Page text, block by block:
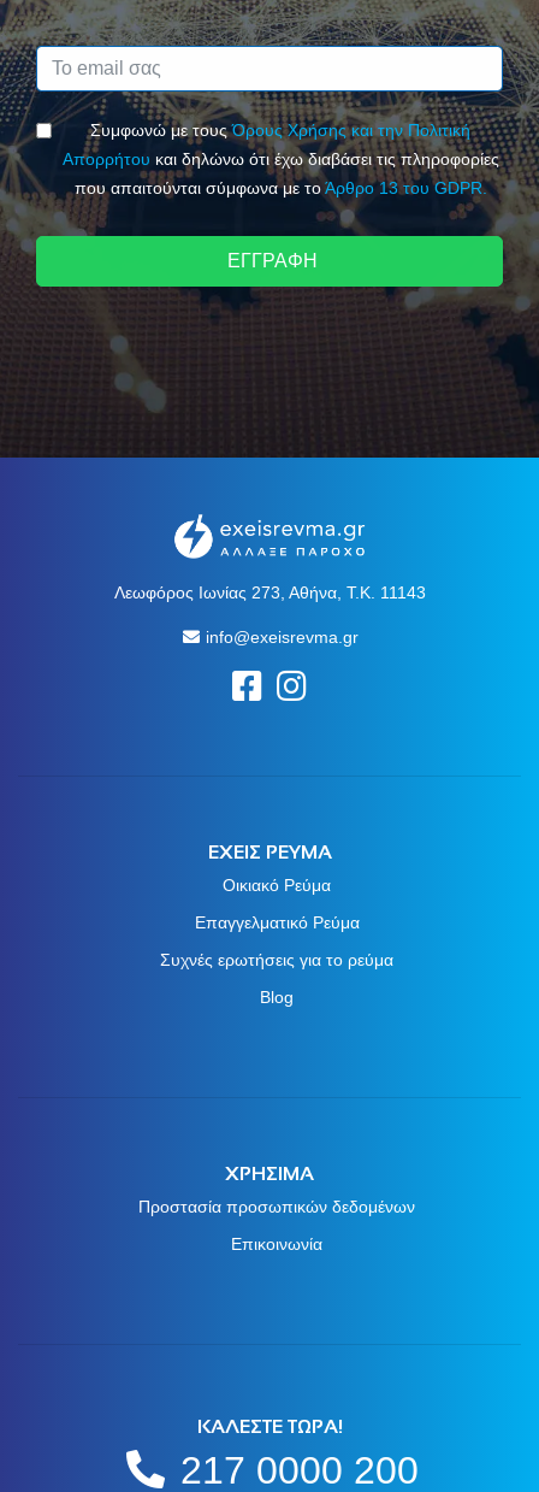
Συμφωνώ με τουςΌρους Χρήσης και την Πολιτική
Απορρήτου και δηλώνω ότι έχω διαβάσει τις πληροφορίες
που απαιτούνται σύμφωνα με τοΆρθρο 13 του GDPR.
ΕΓΓΡΑΦΗ
Λεωφόρος Ιωνίας 273, Αθήνα, Τ.Κ. 11143
info@exeisrevma.gr
ΕΧΕΙΣ ΡΕΥΜΑ
Οικιακό Ρεύμα
Επαγγελματικό Ρεύμα
Συχνές ερωτήσεις για το ρεύμα
Blog
ΧΡΗΣΙΜΑ
Προστασία προσωπικών δεδομένων
Επικοινωνία
ΚΑΛΕΣΤΕ ΤΩΡΑ!
217 0000 200